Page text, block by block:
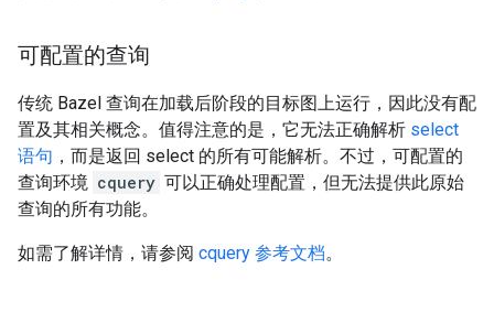
可配置的查询
传统 Bazel 查询在加载后阶段的目标图上运行，因此没有配
置及其相关概念。值得注意的是，它无法正确解析 select
语句 ，而是返回 select 的所有可能解析。不过，可配置的
查询环境 cquery 可以正确处理配置，但无法提供此原始
查询的所有功能。
如需了解详情，请参阅 cquery 参考文档。